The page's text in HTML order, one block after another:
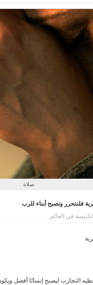
صلاة
الكنيسة في العالم
التجارب ليصبح إنسانًا أفضل